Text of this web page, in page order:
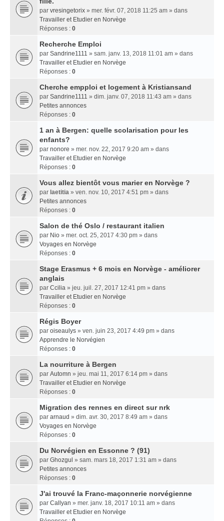
par vresingetorix » mer. févr. 07, 2018 11:25 am » dans
Travailler et Etudier en Norvège
Réponses : 0
Recherche Emploi
par Sandrine1111 » sam. janv. 13, 2018 11:01 am » dans
Travailler et Etudier en Norvège
Réponses : 0
Cherche empploi et logement à Kristiansand
par Sandrine1111 » dim. janv. 07, 2018 11:43 am » dans
Petites annonces
Réponses : 0
1 an à Bergen: quelle scolarisation pour les
enfants?
par nonore » mer. nov. 22, 2017 9:20 am » dans
Travailler et Etudier en Norvège
Réponses : 0
Vous allez bientôt vous marier en Norvège ?
par laetitia » ven. nov. 10, 2017 4:51 pm » dans
Petites annonces
Réponses : 0
Salon de thé Oslo / restaurant italien
par Nio » mer. oct. 25, 2017 4:30 pm » dans
Voyages en Norvège
Réponses : 0
Stage Erasmus + 6 mois en Norvège - améliorer
anglais
par Ccilia » jeu. juil. 27, 2017 12:41 pm » dans
Travailler et Etudier en Norvège
Réponses : 0
Régis Boyer
par oiseaulys » ven. juin 23, 2017 4:49 pm » dans
Apprendre le Norvégien
Réponses : 0
La nourriture à Bergen
par Automn » jeu. mai 11, 2017 6:14 pm » dans
Travailler et Etudier en Norvège
Réponses : 0
Migration des rennes en direct sur nrk
par arnaud » dim. avr. 30, 2017 8:49 am » dans
Voyages en Norvège
Réponses : 0
Du Norvégien en Essonne ? (91)
par Ghozgul » sam. mars 18, 2017 1:31 am » dans
Petites annonces
Réponses : 0
J'ai trouvé la Franc-maçonnerie norvégienne
par Callyan » mer. janv. 18, 2017 10:11 am » dans
Travailler et Etudier en Norvège